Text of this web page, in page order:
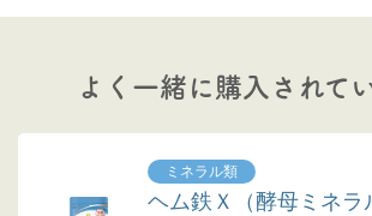
よく一緒に購入されて
ミネラル類
ヘム鉄Ｘ（酵母ミネラ